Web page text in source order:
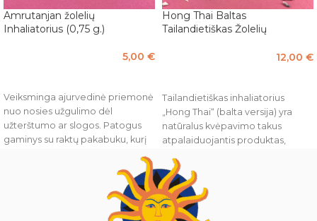
Amrutanjan žolelių
Inhaliatorius (0,75 g.)
5,00 €
Veiksminga ajurvedinė priemonė
nuo nosies užgulimo dėl
užterštumo ar slogos. Patogus
gaminys su raktų pakabuku, kurį
🌿PUDINAH (Dirvinė mėta).
Hong Thai Baltas
Tailandietiškas Žolelių
12,00 €
Tailandietiškas inhaliatorius
„Hong Thai“ (balta versija) yra
natūralus kvėpavimo takus
atpalaiduojantis produktas,
simptomams, sinusų užgulimui ir
galvos skausmams malšinti.
versija išsiskiria subtilesniu
bet efektyviu aromatu, kurio